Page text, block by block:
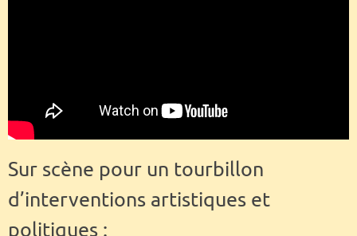
Sur scène pour un tourbillon
d’interventions artistiques et
politiques :